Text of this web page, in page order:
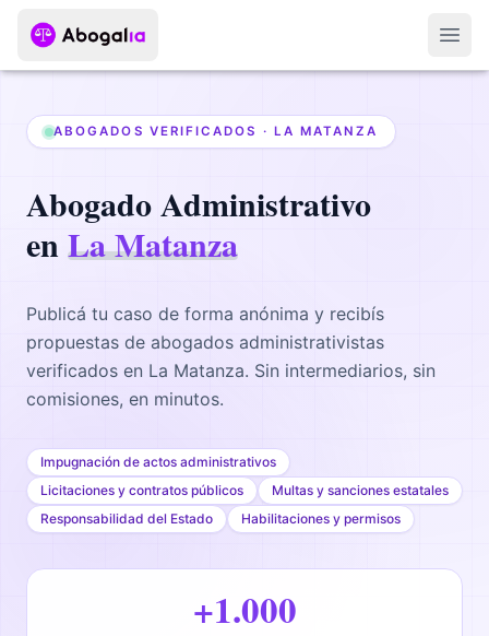
ABOGADOS VERIFICADOS · LA MATANZA
AbogadoAdministrativo
enLa Matanza
Publicá tu caso de forma anónima y recibís
propuestas de abogados administrativistas
verificados en La Matanza. Sin intermediarios, sin
comisiones, en minutos.
Impugnación de actos administrativos
Licitaciones y contratos públicos
Multas y sanciones estatales
Responsabilidad del Estado
Habilitaciones y permisos
+1.000